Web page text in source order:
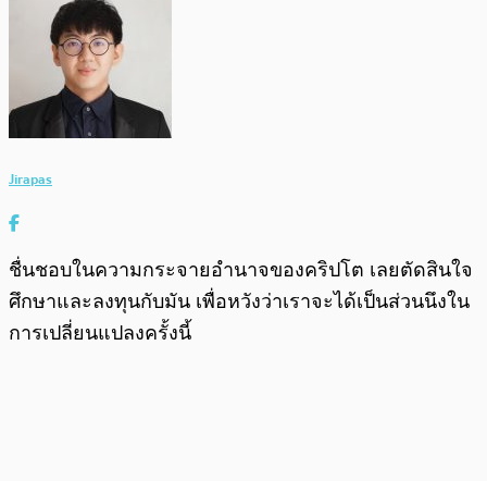
Jirapas
ชื่นชอบในความกระจายอำนาจของคริปโต เลยตัดสินใจ
ศึกษาและลงทุนกับมัน เพื่อหวังว่าเราจะได้เป็นส่วนนึงใน
การเปลี่ยนแปลงครั้งนี้